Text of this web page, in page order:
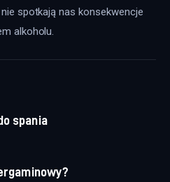
spotkają nas konsekwencje
alkoholu.
spania